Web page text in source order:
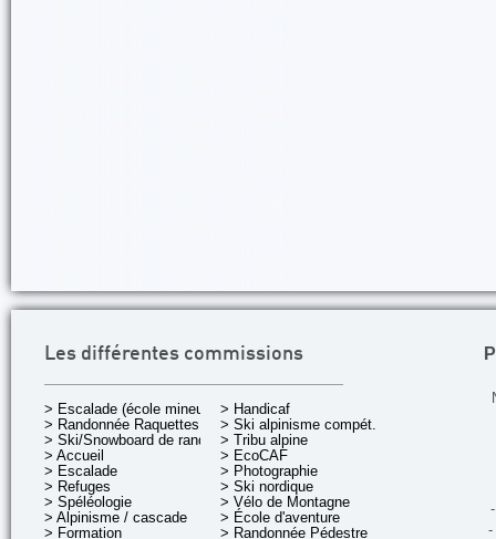
Les différentes commissions
> Escalade (école mineurs)
> Randonnée Raquettes
> Ski/Snowboard de rando.
> Accueil
> Escalade
> Refuges
> Spéléologie
> Alpinisme / cascade
> Formation
> Handicaf
> Ski alpinisme compét.
> Tribu alpine
> EcoCAF
> Photographie
> Ski nordique
> Vélo de Montagne
> École d'aventure
> Randonnée Pédestre
-